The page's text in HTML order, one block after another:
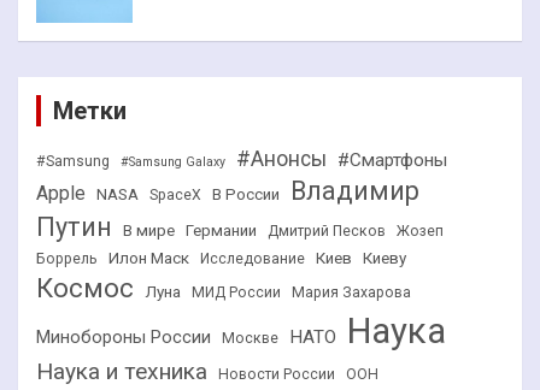
Метки
#Samsung #Samsung Galaxy #Анонсы #Смартфоны
Apple NASA SpaceX В России
Владимир
Путин
В мире Германии Дмитрий Песков
Жозеп
Боррель
Илон Маск Исследование Киев Киеву
Космос Луна МИД России Мария Захарова
Минобороны России Москве НАТО Наука
Наука и техника Новости России ООН